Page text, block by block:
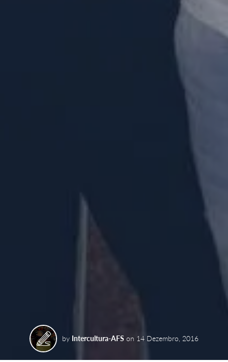
by Intercultura-AFS on 14 Dezembro, 2016